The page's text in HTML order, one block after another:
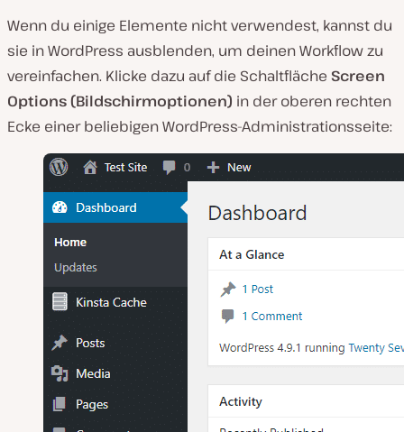
Wenn du einige Elemente nicht verwendest, kannst du
sie in WordPress ausblenden, um deinen Workflow zu
vereinfachen. Klicke dazu auf die Schaltfläche Screen
Options (Bildschirmoptionen) in der oberen rechten
Ecke einer beliebigen WordPress-Administrationsseite: